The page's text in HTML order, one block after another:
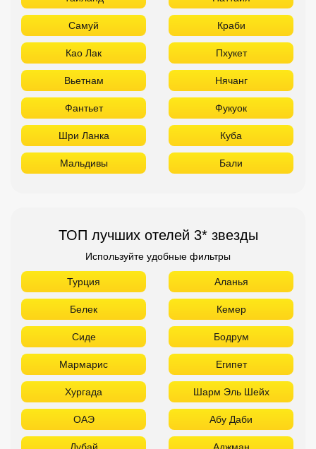
Самуй Краби
Као Лак Пхукет
Вьетнам Нячанг
Фантьет Фукуок
Шри Ланка Куба
Мальдивы Бали
ТОП лучших отелей 3* звезды
Используйте удобные фильтры
Турция Аланья
Белек Кемер
Сиде Бодрум
Мармарис Египет
Хургада Шарм Эль Шейх
ОАЭ Абу Даби